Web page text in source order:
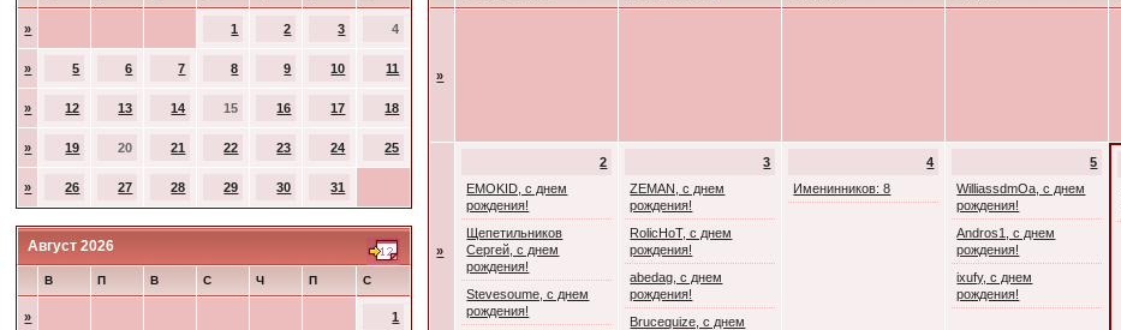
» 1 2 3 4
» 5 6 7 8 9 10 11
» 12 13 14 15 16 17 18
» 19 20 21 22 23 24 25
» 26 27 28 29 30 31
Август 2026
В П В С Ч П С
» 1
»
»
2
EMOKID, с днем
рождения!
Щепетильников
Сергей, с днем
рождения!
Stevesoume, с днем
рождения!
3
ZEMAN, с днем
рождения!
RolicHoT, с днем
рождения!
abedag, с днем
рождения!
Brucequize, с днем
4
Именинников: 8
5
WilliassdmOa, с днем
рождения!
Andros1, с днем
рождения!
ixufy, с днем
рождения!